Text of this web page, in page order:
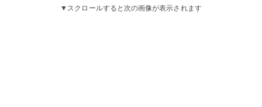
▼スクロールすると次の画像が表示されます